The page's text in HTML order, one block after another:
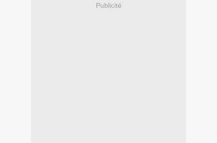
Publicité